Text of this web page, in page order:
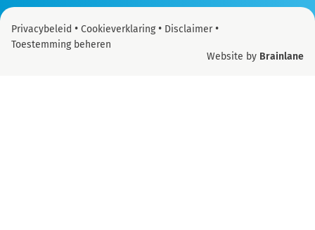
Privacybeleid • Cookieverklaring• Disclaimer•
Toestemming beheren
Website by Brainlane